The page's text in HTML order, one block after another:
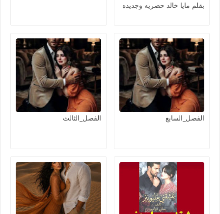
بقلم مايا خالد حصريه وجديده
الفصل_السابع الفصل_الثالث